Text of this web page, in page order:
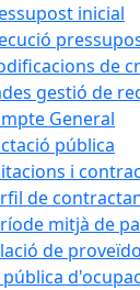
inicial
de
gestió de
General
pública
i
de
mitjà de
de